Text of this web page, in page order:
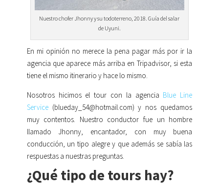
Nuestro chofer Jhonny y su todoterreno, 2018. Guía del salar
de Uyuni.
En mi opinión no merece la pena pagar más por ir la
agencia que aparece más arriba en Tripadvisor, si esta
tiene el mismo itinerario y hace lo mismo.
Nosotros hicimos el tour con la agencia Blue Line
Service(blueday_54@hotmail.com) y nos quedamos
muy contentos. Nuestro conductor fue un hombre
llamado Jhonny, encantador, con muy buena
conducción, un tipo alegre y que además se sabía las
respuestas a nuestras preguntas.
¿Qué tipo de tours hay?